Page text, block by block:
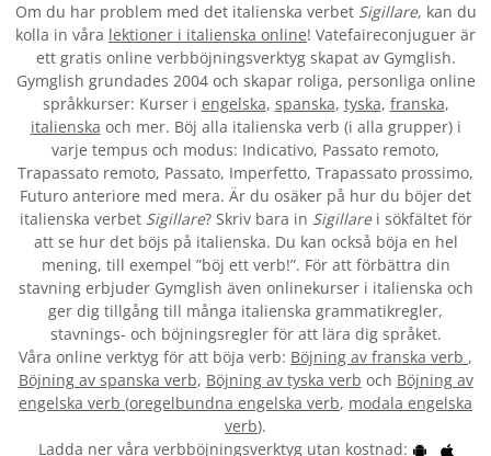
Om du har problem med det italienska verbet Sigillare, kan du
kolla in våra lektioner i italienska online! Vatefaireconjuguer är
ett gratis online verbböjningsverktyg skapat av Gymglish.
Gymglish grundades 2004 och skapar roliga, personliga online
språkkurser: Kurser i engelska, spanska, tyska, franska,
italienska och mer. Böj alla italienska verb (i alla grupper) i
varje tempus och modus: Indicativo, Passato remoto,
Trapassato remoto, Passato, Imperfetto, Trapassato prossimo,
Futuro anteriore med mera. Är du osäker på hur du böjer det
italienska verbet Sigillare? Skriv bara in Sigillarei sökfältet för
att se hur det böjs på italienska. Du kan också böja en hel
mening, till exempel ”böj ett verb!”. För att förbättra din
stavning erbjuder Gymglish även onlinekurser i italienska och
ger dig tillgång till många italienska grammatikregler,
stavnings- och böjningsregler för att lära dig språket.
Våra online verktyg för att böja verb: Böjning av franska verb ,
Böjning av spanska verb, Böjning av tyska verb och Böjning av
engelska verb (oregelbundna engelska verb, modala engelska
verb).
Ladda ner våra verbböjningsverktyg utan kostnad: